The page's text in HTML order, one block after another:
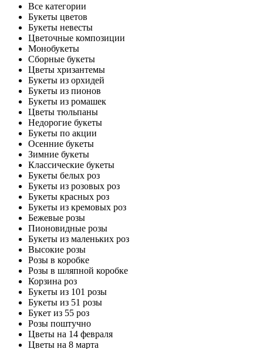
Все категории
Букеты цветов
Букеты невесты
Цветочные композиции
Монобукеты
Сборные букеты
Цветы хризантемы
Букеты из орхидей
Букеты из пионов
Букеты из ромашек
Цветы тюльпаны
Недорогие букеты
Букеты по акции
Осенние букеты
Зимние букеты
Классические букеты
Букеты белых роз
Букеты из розовых роз
Букеты красных роз
Букеты из кремовых роз
Бежевые розы
Пионовидные розы
Букеты из маленьких роз
Высокие розы
Розы в коробке
Розы в шляпной коробке
Корзина роз
Букеты из 101 розы
Букеты из 51 розы
Букет из 55 роз
Розы поштучно
Цветы на 14 февраля
Цветы на 8 марта